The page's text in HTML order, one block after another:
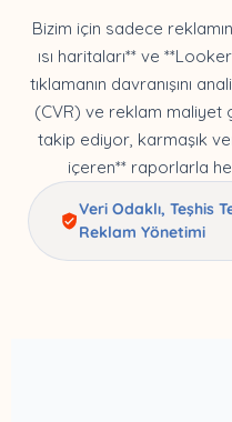
Bizim için sadece
ısı haritaları** ve
tıklamanın davranışını
(CVR) ve reklam maliyet
takip ediyor, karmaşık
içeren** raporlarla
Veri Odaklı, Teşhis
Reklam Yönetimi